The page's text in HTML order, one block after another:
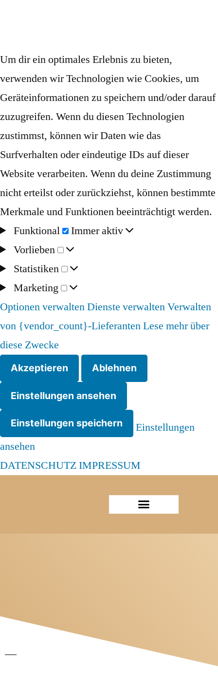
Um dir ein optimales Erlebnis zu bieten,
verwenden wir Technologien wie Cookies, um
Geräteinformationen zu speichern und/oder darauf
zuzugreifen. Wenn du diesen Technologien
zustimmst, können wir Daten wie das
Surfverhalten oder eindeutige IDs auf dieser
Website verarbeiten. Wenn du deine Zustimmung
nicht erteilst oder zurückziehst, können bestimmte
Merkmale und Funktionen beeinträchtigt werden.
Funktional
Immer aktiv
Vorlieben
Statistiken
Marketing
Optionen verwaltenDienste verwaltenVerwalten
von {vendor_count}-LieferantenLese mehr über
diese Zwecke
Akzeptieren Ablehnen
Einstellungen ansehen
Einstellungen speichern
Einstellungen
ansehen
DATENSCHUTZIMPRESSUM